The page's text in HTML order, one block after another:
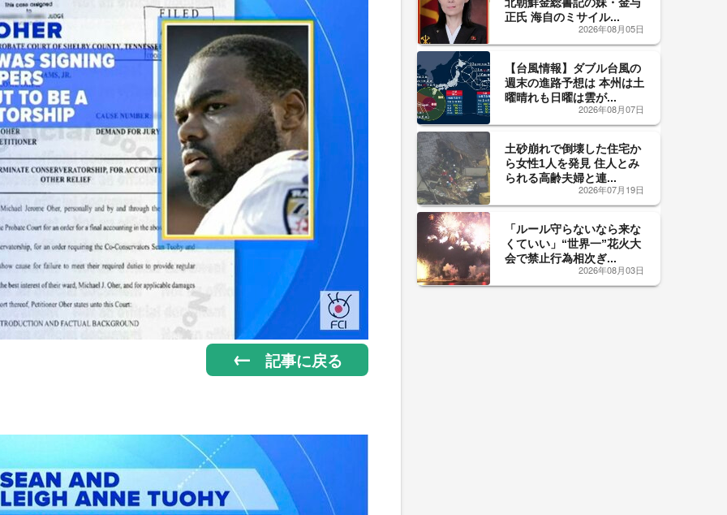
記事に戻る
正氏 海自のミサイル...
2026年08月05日
【台風情報】ダブル台風の
週末の進路予想は 本州は土
曜晴れも日曜は雲が...
2026年08月07日
土砂崩れで倒壊した住宅か
ら女性1人を発見 住人とみ
られる高齢夫婦と連...
2026年07月19日
「ルール守らないなら来な
くていい」“世界一”花火大
会で禁止行為相次ぎ...
2026年08月03日